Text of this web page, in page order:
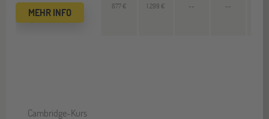
MEHR INFO
677 € 1.299 € -- --
Cambridge-Kurs